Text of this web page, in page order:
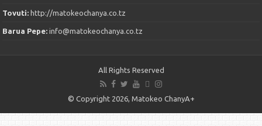
Tovuti: http://matokeochanya.co.tz
Barua Pepe:info@matokeochanya.co.tz
All Rights Reserved
© Copyright 2026, Matokeo ChanyA+